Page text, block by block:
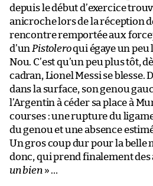
depuis le début d’exercice
anicroche lors de la réception
rencontre remportée aux
d’un Pistoleroqui égaye un peu
Nou. C’est qu’un peu plus tôt,
cadran, Lionel Messi se blesse.
dans la surface, son genou
l’Argentin à céder sa place à
courses : une rupture du
du genou et une absence
Un gros coup dur pour la belle
donc, qui prend finalement des
un bien» …